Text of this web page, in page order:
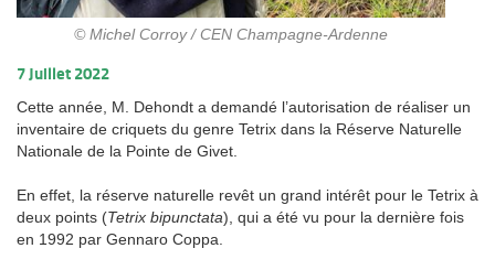
© Michel Corroy / CEN Champagne-Ardenne
7 Juillet 2022
Cette année, M. Dehondt a demandé l’autorisation de réaliser un
inventaire de criquets du genre Tetrix dans la Réserve Naturelle
Nationale de la Pointe de Givet.
En effet, la réserve naturelle revêt un grand intérêt pour le Tetrix à
deux points (Tetrix bipunctata), qui a été vu pour la dernière fois
en 1992 par Gennaro Coppa.